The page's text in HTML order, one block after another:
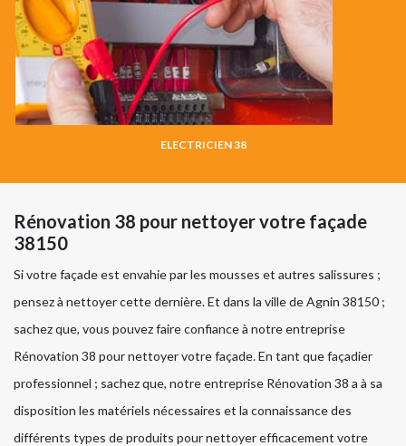
ELECTRICIEN 38
Rénovation 38 pour nettoyer votre façade
38150
Si votre façade est envahie par les mousses et autres salissures ;
pensez à nettoyer cette dernière. Et dans la ville de Agnin 38150 ;
sachez que, vous pouvez faire confiance à notre entreprise
Rénovation 38 pour nettoyer votre façade. En tant que façadier
professionnel ; sachez que, notre entreprise Rénovation 38 a à sa
disposition les matériels nécessaires et la connaissance des
différents types de produits pour nettoyer efficacement votre